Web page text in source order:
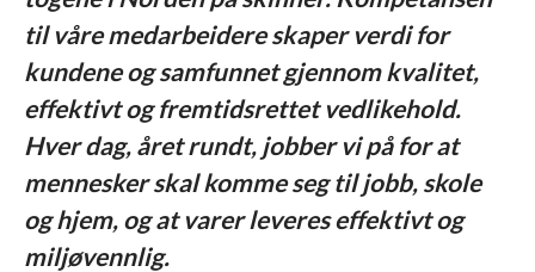
til våre medarbeidere skaper verdi for
kundene og samfunnet gjennom kvalitet,
effektivt og fremtidsrettet vedlikehold.
Hver dag, året rundt, jobber vi på for at
mennesker skal komme seg til jobb, skole
og hjem, og at varer leveres effektivt og
miljøvennlig.